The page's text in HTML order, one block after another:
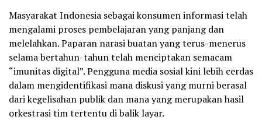
Masyarakat Indonesia sebagai konsumen informasi telah
mengalami proses pembelajaran yang panjang dan
melelahkan. Paparan narasi buatan yang terus-menerus
selama bertahun-tahun telah menciptakan semacam
“imunitas digital”. Pengguna media sosial kini lebih cerdas
dalam mengidentifikasi mana diskusi yang murni berasal
dari kegelisahan publik dan mana yang merupakan hasil
orkestrasi tim tertentu di balik layar.